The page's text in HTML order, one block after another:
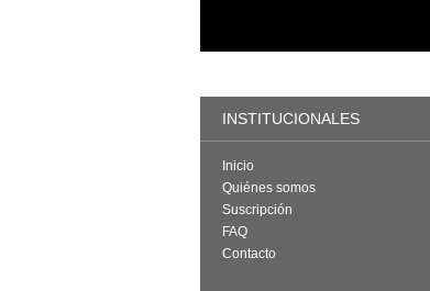
INSTITUCIONALES
Inicio
Quiénes somos
Suscripción
FAQ
Contacto